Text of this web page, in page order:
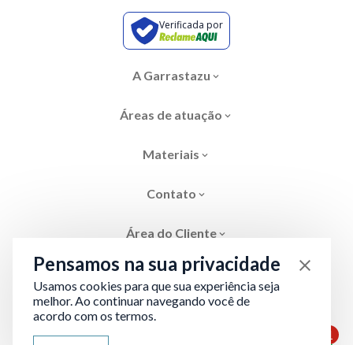
Verificada por
A Garrastazu
Áreas de atuação
Materiais
Contato
Área do Cliente
Área restrita 1
Pensamos na sua privacidade
Usamos cookies para que sua experiência seja
melhor. Ao continuar navegando você de
acordo com os termos.